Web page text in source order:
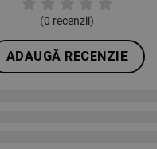
(0 recenzii)
ADAUGĂ RECENZIE